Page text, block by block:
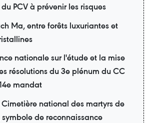
PCV à prévenir les risques
Ma, entre forêts luxuriantes et
nationale sur l'étude et la mise
résolutions du 3e plénum du CC
mandat
Cimetière national des martyrs de
symbole de reconnaissance